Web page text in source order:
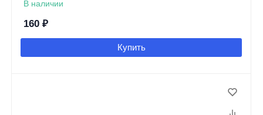
В наличии
160 ₽
Купить